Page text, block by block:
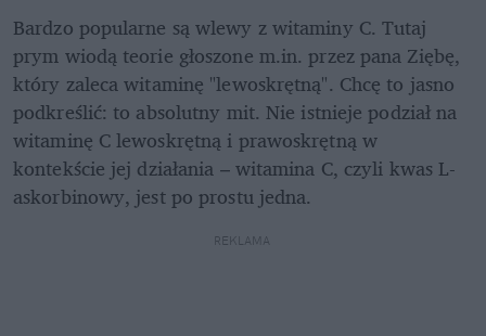
Bardzo popularne są wlewy z witaminy C. Tutaj
prym wiodą teorie głoszone m.in. przez pana Ziębę,
który zaleca witaminę "lewoskrętną". Chcę to jasno
podkreślić: to absolutny mit. Nie istnieje podział na
witaminę C lewoskrętną i prawoskrętną w
kontekście jej działania – witamina C, czyli kwas L-
askorbinowy, jest po prostu jedna.
REKLAMA